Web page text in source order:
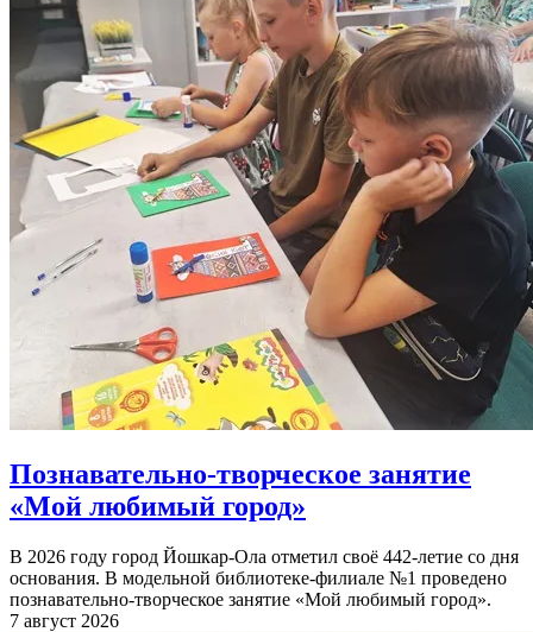
Познавательно-творческое занятие
«Мой любимый город»
В 2026 году город Йошкар-Ола отметил своё 442-летие со дня
основания. В модельной библиотеке-филиале №1 проведено
познавательно-творческое занятие «Мой любимый город».
7 август 2026